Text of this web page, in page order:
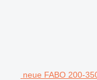
neue FABO 200-